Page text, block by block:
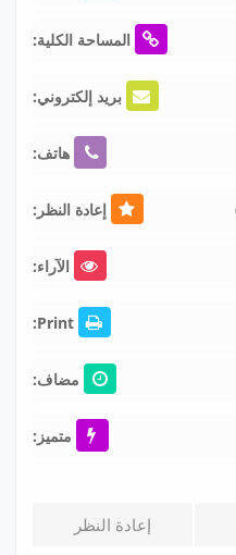
المساحة الكلية:
بريد إلكتروني:
هاتف:
إعادة النظر:
الآراء:
مضاف:
متميز:
إعادة النظر